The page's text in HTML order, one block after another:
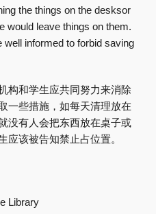
the things on the desksor
would leave things on them.
well informed to forbid saving
构和学生应共同努力来消除
一些措施，如每天清理放在
没有人会把东西放在桌子或
应该被告知禁止占位置。
Library